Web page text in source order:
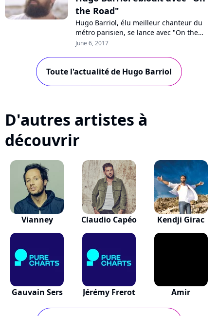
the Road"
Hugo Barriol, élu meilleur chanteur du
métro parisien, se lance avec "On the
Road", une chanson sublime qui annonce
June 6, 2017
Toute l'actualité de Hugo Barriol
D'autres artistes à
découvrir
Vianney Claudio Capéo Kendji Girac
Gauvain Sers Jérémy Frerot Amir